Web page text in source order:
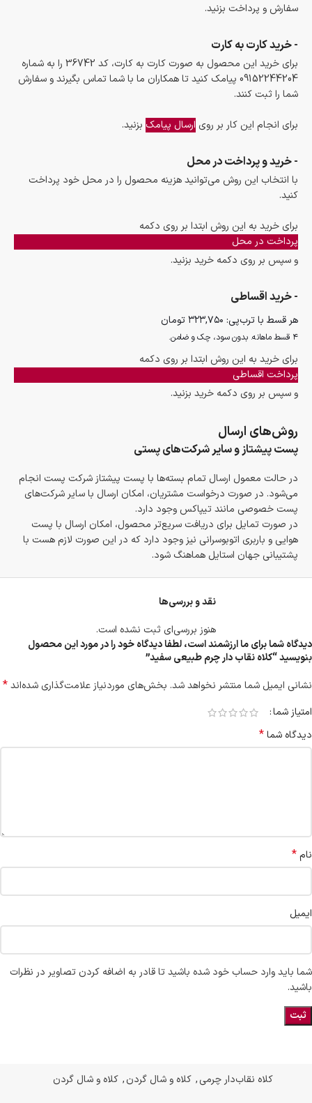
سفارش و پرداخت بزنید.
- خرید کارت به کارت
برای خرید این محصول به صورت کارت به کارت، کد 36742 را به شماره
09152244204 پیامک کنید تا همکاران ما با شما تماس بگیرند و سفارش
شما را ثبت کنند.
برای انجام این کار بر روی ارسال پیامک بزنید.
- خرید و پرداخت در محل
با انتخاب این روش می‌توانید هزینه محصول را در محل خود پرداخت
کنید.
برای خرید به این روش ابتدا بر روی دکمه
پرداخت در محل
و سپس بر روی دکمه خرید بزنید.
- خرید اقساطی
هر قسط با ترب‌پی: ۳۲۳,۷۵۰تومان
۴ قسط ماهانه. بدون سود، چک و ضامن.
برای خرید به این روش ابتدا بر روی دکمه
پرداخت اقساطی
و سپس بر روی دکمه خرید بزنید.
روش‌های ارسال
پست پیشتاز و سایر شرکت‌های پستی
در حالت معمول ارسال تمام بسته‌ها با پست پیشتاز شرکت پست انجام
می‌شود. در صورت درخواست مشتریان، امکان ارسال با سایر شرکت‌های
پست خصوصی مانند تیپاکس وجود دارد.
در صورت تمایل برای دریافت سریع‌تر محصول، امکان ارسال با پست
هوایی و باربری اتوبوسرانی نیز وجود دارد که در این صورت لازم هست با
پشتیبانی جهان استایل هماهنگ شود.
نقد و بررسی‌ها
هنوز بررسی‌ای ثبت نشده است.
دیدگاه شما برای ما ارزشمند است، لطفا دیدگاه خود را در مورد این محصول
بنویسید “کلاه نقاب دار چرم طبیعی سفید”
نشانی ایمیل شما منتشر نخواهد شد. بخش‌های موردنیاز علامت‌گذاری شده‌اند*
امتیاز شما
دیدگاه شما*
نام*
ایمیل
شما باید وارد حساب خود شده باشید تا قادر به اضافه کردن تصاویر در نظرات
باشید.
کلاه نقاب‌دار چرمی, کلاه و شال گردن, کلاه و شال گردن